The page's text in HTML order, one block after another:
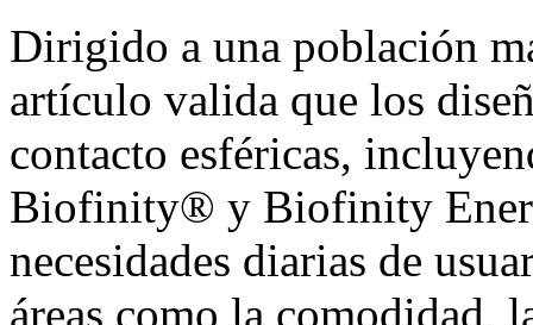
Dirigido a una población
artículo valida que los
contacto esféricas,
Biofinity® y Biofinity
necesidades diarias de
áreas como la comodidad,